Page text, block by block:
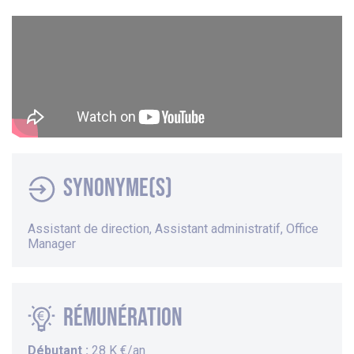
Synonyme(s)
Assistant de direction, Assistant administratif, Office
Manager
Rémunération
Débutant : 28 K €/an